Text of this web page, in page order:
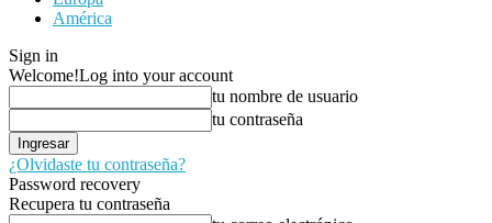
América
Sign in
Welcome!Log into your account
tu nombre de usuario
tu contraseña
¿Olvidaste tu contraseña?
Password recovery
Recupera tu contraseña